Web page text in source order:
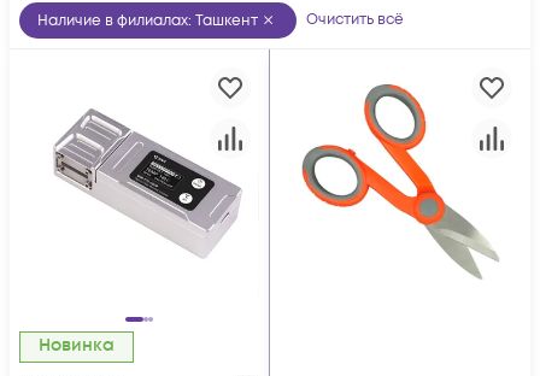
Наличие в филиалах: Ташкент Очистить всё
Новинка